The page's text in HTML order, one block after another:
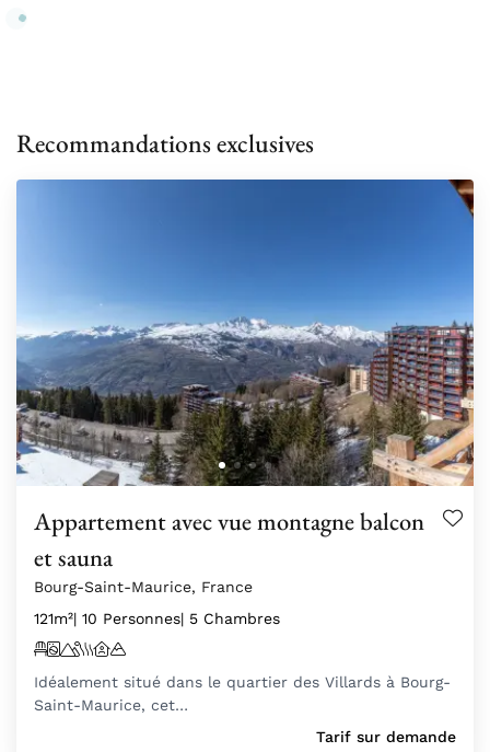
Recommandations exclusives
Appartement avec vue montagne balcon
et sauna
Bourg-Saint-Maurice, France
121m²| 10 Personnes| 5 Chambres
Idéalement situé dans le quartier des Villards à Bourg-
Saint-Maurice, cet…
Tarif sur demande